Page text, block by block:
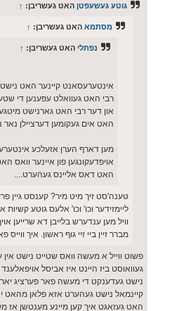
גוטע געשעפטן האט געשריבן: ↑
מסתמא האט געשריבן: ↑
נפתלי האט געשריבן: ↑
רבי האט געוואלט עפענען די
און דער רבי האט גארנישט
האט אים געקומען דערציילן נאר
מען דארף הערן אזעלכע
אויפדעקונגען פון איינער וואס
האט דאס אליינס געהערט....
טענה'סט זיך מיט מיר? קענסט גיין
ליימזידער וכו' וכו' אלעס גוטע
וויל מען ענדערש בלייבן דא שרייען
מברר זיין ביי זיי גוף ראשון. איך ווייס
פשוט ווייל א מעשה וואס שטייט נישט
געוואוסט ביז היינט איז אביסל
נישט געדענקט די מעשה פאר פערציג
קיינמאל נישט געהערט אזא פלאן מהאט
האט געזאגט איך קען מיינע מענטשן אז